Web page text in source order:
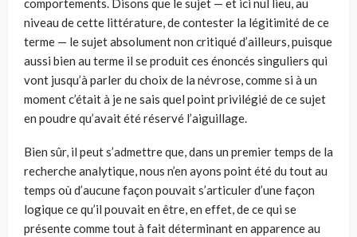
comportements. Disons que le sujet — et ici nul lieu, au
niveau de cette littérature, de contester la légitimité de ce
terme — le sujet absolument non critiqué d’ailleurs, puisque
aussi bien au terme il se produit ces énoncés singuliers qui
vont jusqu’à parler du choix de la névrose, comme si à un
moment c’était à je ne sais quel point privilégié de ce sujet
en poudre qu’avait été réservé l’aiguillage.
Bien sûr, il peut s’admettre que, dans un premier temps de la
recherche analytique, nous n’en ayons point été du tout au
temps où d’aucune façon pouvait s’articuler d’une façon
logique ce qu’il pouvait en être, en effet, de ce qui se
présente comme tout à fait déterminant en apparence au